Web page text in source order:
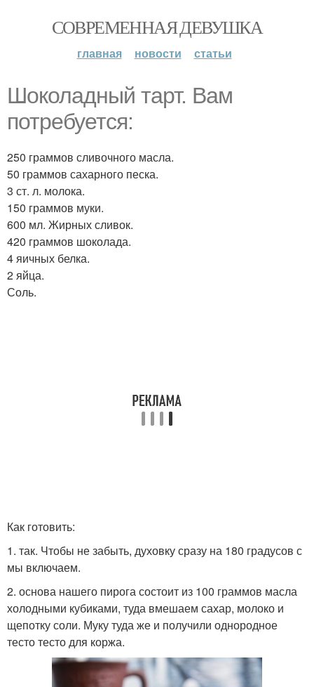
СОВРЕМЕННАЯ ДЕВУШКА
главная новости статьи
Шоколадный тарт. Вам
потребуется:
250 граммов сливочного масла.
50 граммов сахарного песка.
3 ст. л. молока.
150 граммов муки.
600 мл. Жирных сливок.
420 граммов шоколада.
4 яичных белка.
2 яйца.
Соль.
Как готовить:
1. так. Чтобы не забыть, духовку сразу на 180 градусов с
мы включаем.
2. основа нашего пирога состоит из 100 граммов масла
холодными кубиками, туда вмешаем сахар, молоко и
щепотку соли. Муку туда же и получили однородное
тесто тесто для коржа.